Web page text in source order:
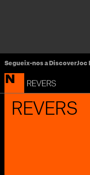
Segueix-nos a DiscoverJoc
REVERS